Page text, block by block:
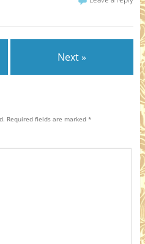
Next »
Required fields are marked *